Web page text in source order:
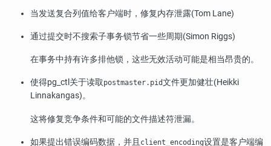
当发送复合列值给客户端时，修复内存泄露(Tom Lane)
通过提交时不搜索子事务锁节省一些周期(Simon Riggs)
在事务中持有许多排他锁，这些无效活动可能是相当昂贵的。
使得pg_ctl 关于读取 postmaster.pid文件更加健壮(Heikki
Linnakangas)。
这将修复竞争条件和可能的文件描述符泄漏。
如果提出错误编码数据，并且 client_encoding设置是客户端编